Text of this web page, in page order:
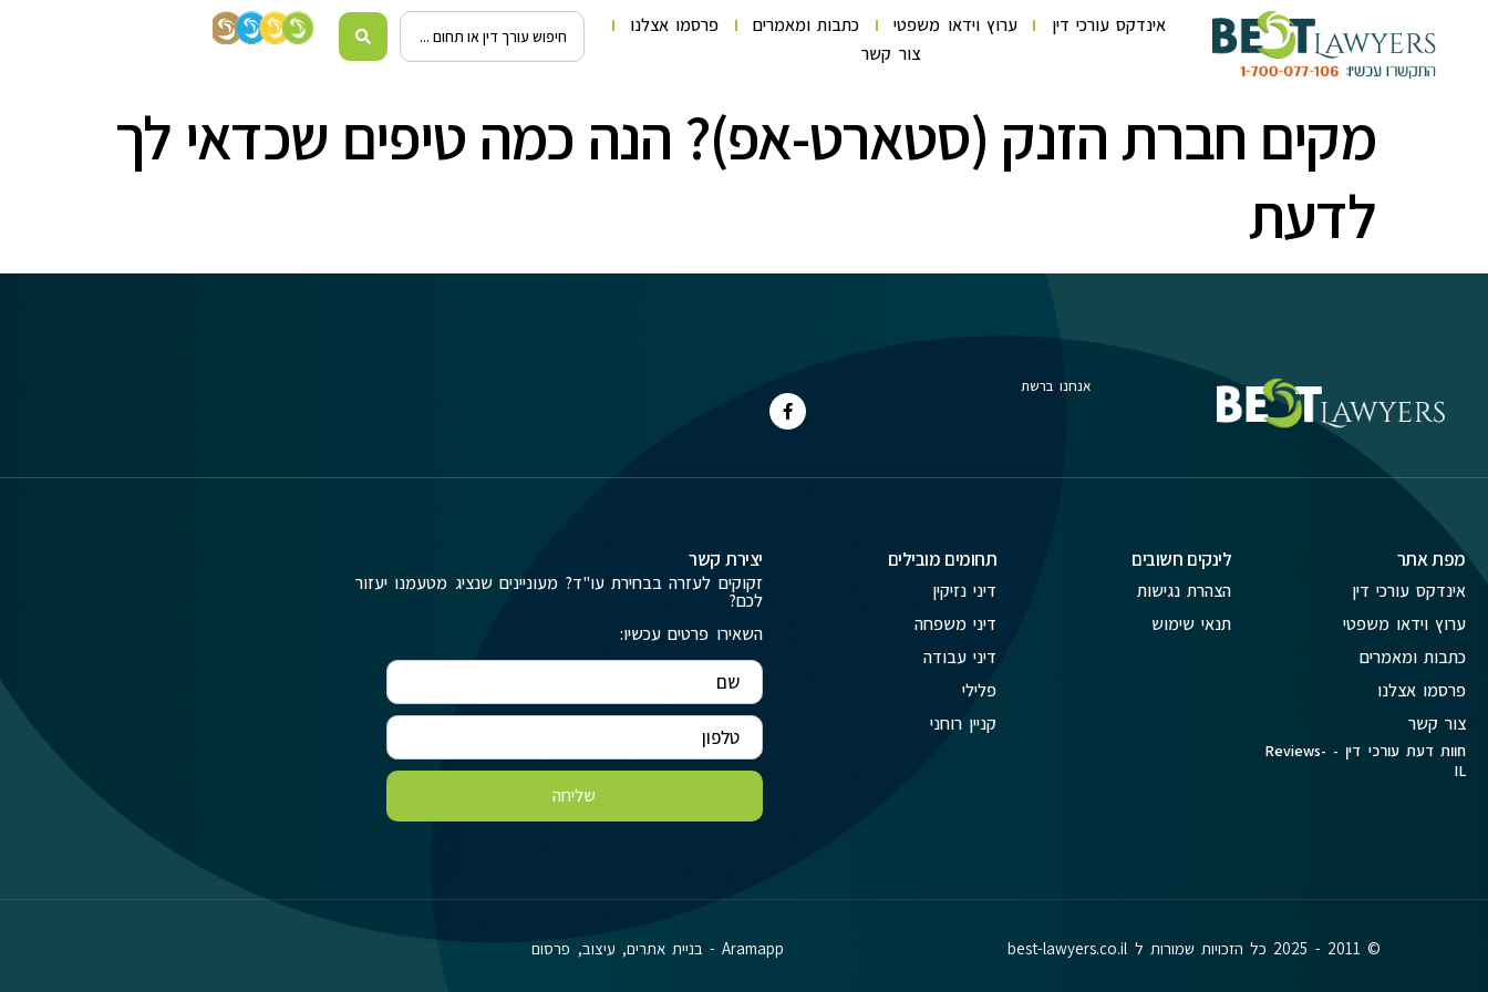
אינדקס עורכי דין ערוץ וידאו משפטי כתבות ומאמרים
פרסמו אצלנו
צור קשר
מקים חברת הזנק (סטארט-אפ)? הנה כמה טיפים שכדאי לך
לדעת
אנחנו ברשת
מפת אתר
אינדקס עורכי דין
ערוץ וידאו משפטי
כתבות ומאמרים
פרסמו אצלנו
צור קשר
חוות דעת עורכי דין - Reviews-
IL
לינקים חשובים
הצהרת נגישות
תנאי שימוש
תחומים מובילים
דיני נזיקין
דיני משפחה
דיני עבודה
פלילי
קניין רוחני
יצירת קשר
זקוקים לעזרה בבחירת עו"ד? מעוניינים שנציג מטעמנו יעזור
לכם?
השאירו פרטים עכשיו:
שליחה
© 2011 - 2025 כל הזכויות שמורות ל best-lawyers.co.il Aramapp - בניית אתרים, עיצוב, פרסום